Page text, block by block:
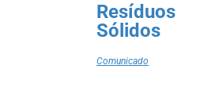
Resíduos
Sólidos
Comunicado